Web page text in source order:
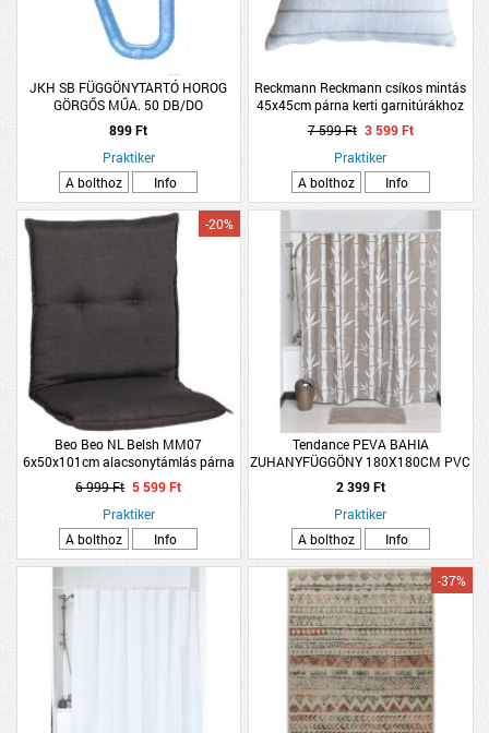
JKH SB FÜGGÖNYTARTÓ HOROG
GÖRGŐS MŰA. 50 DB/DO
899 Ft
Praktiker
A bolthoz
Info
Reckmann Reckmann csíkos mintás
45x45cm párna kerti garnitúrákhoz
7 599 Ft 3 599 Ft
Praktiker
A bolthoz
Info
Beo Beo NL Belsh MM07
6x50x101cm alacsonytámlás párna
-20%
6 999 Ft 5 599 Ft
Praktiker
A bolthoz
Info
Tendance PEVA BAHIA
ZUHANYFÜGGÖNY 180X180CM PVC
12 KARIKÁVAL
2 399 Ft
Praktiker
A bolthoz
Info
-37%